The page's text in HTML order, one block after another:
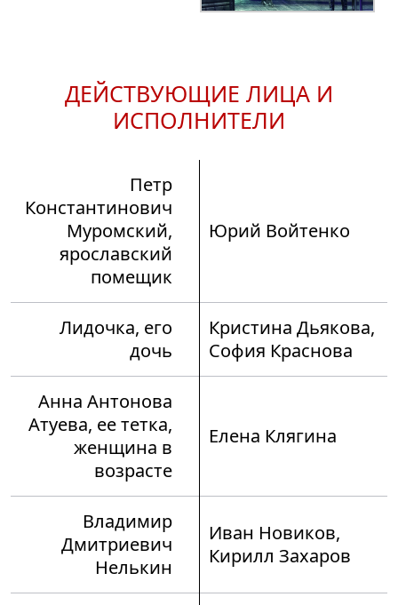
ДЕЙСТВУЮЩИЕ ЛИЦА И
ИСПОЛНИТЕЛИ
Петр
Константинович
Муромский,
ярославский
помещик
Юрий Войтенко
Лидочка, его
дочь
Кристина Дьякова,
София Краснова
Анна Антонова
Атуева, ее тетка,
женщина в
возрасте
Елена Клягина
Владимир
Дмитриевич
Нелькин
Иван Новиков,
Кирилл Захаров